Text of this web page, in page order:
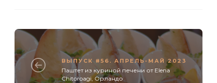
ВЫПУСК #56. АПРЕЛЬ-МАЙ 2023
Паштет из куриной печени от Elena
Chitoroagi, Орландо